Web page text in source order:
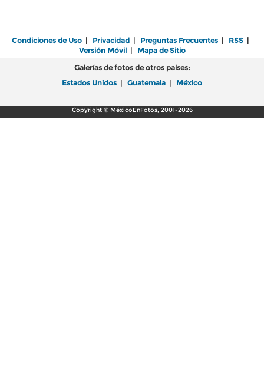
Condiciones de Uso | Privacidad | Preguntas Frecuentes | RSS |
Versión Móvil| Mapa de Sitio
Galerías de fotos de otros países:
Estados Unidos | Guatemala | México
Copyright © MéxicoEnFotos, 2001-2026